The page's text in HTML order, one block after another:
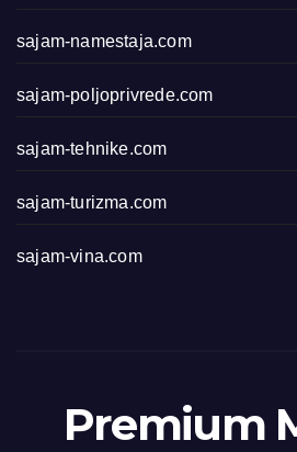
sajam-namestaja.com
sajam-poljoprivrede.com
sajam-tehnike.com
sajam-turizma.com
sajam-vina.com
Premium